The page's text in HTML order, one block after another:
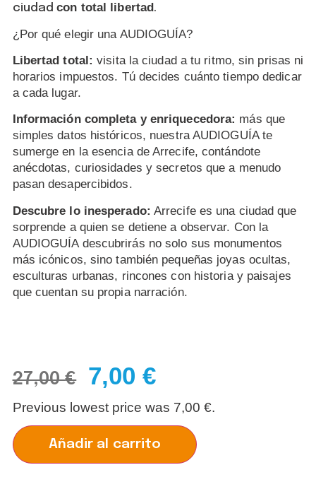
ciudadcon total libertad .
¿Por qué elegir una AUDIOGUÍA?
Libertad total:visita la ciudad a tu ritmo, sin prisas ni
horarios impuestos. Tú decides cuánto tiempo dedicar
a cada lugar.
Información completa y enriquecedora: más que
simples datos históricos, nuestra AUDIOGUÍA te
sumerge en la esencia de Arrecife, contándote
anécdotas, curiosidades y secretos que a menudo
pasan desapercibidos.
Descubre lo inesperado: Arrecife es una ciudad que
sorprende a quien se detiene a observar. Con la
AUDIOGUÍA descubrirás no solo sus monumentos
más icónicos, sino también pequeñas joyas ocultas,
esculturas urbanas, rincones con historia y paisajes
que cuentan su propia narración.
27,00€ 7,00€
Previous lowest price was 7,00 €.
Añadir al carrito